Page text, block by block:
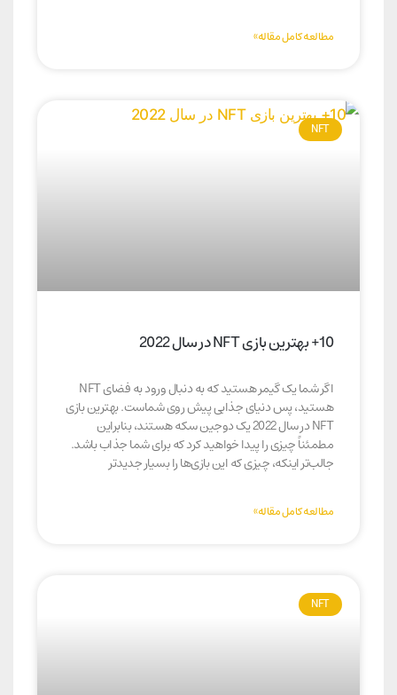
مطالعه کامل مقاله»
NFT
10+ بهترین بازی NFT در سال 2022
اگر شما یک گیمر هستید که به دنبال ورود به فضای NFT
هستید، پس دنیای جذابی پیش روی شماست. بهترین بازی
NFT در سال 2022 یک دوجین سکه هستند، بنابراین
مطمئناً چیزی را پیدا خواهید کرد که برای شما جذاب باشد.
جالب‌تر اینکه، چیزی که این بازی‌ها را بسیار جدیدتر
مطالعه کامل مقاله»
NFT